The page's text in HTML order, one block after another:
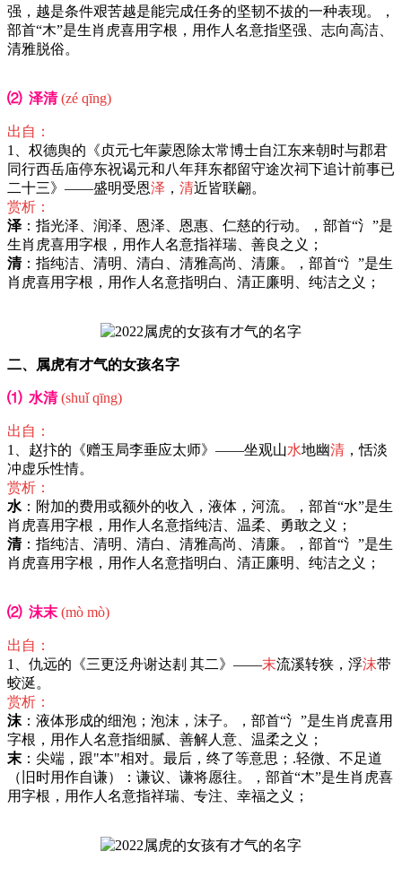
强，越是条件艰苦越是能完成任务的坚韧不拔的一种表现。，
部首“木”是生肖虎喜用字根，用作人名意指坚强、志向高洁、
清雅脱俗。
⑵ 泽清 (zé qīng)
出自：
1、权德舆的《贞元七年蒙恩除太常博士自江东来朝时与郡君
同行西岳庙停东祝谒元和八年拜东都留守途次祠下追计前事已
二十三》——盛明受恩泽 ， 清近皆联翩。
赏析：
泽：指光泽、润泽、恩泽、恩惠、仁慈的行动。，部首“氵”是
生肖虎喜用字根，用作人名意指祥瑞、善良之义；
清：指纯洁、清明、清白、清雅高尚、清廉。，部首“氵”是生
肖虎喜用字根，用作人名意指明白、清正廉明、纯洁之义；
二、属虎有才气的女孩名字
⑴ 水清 (shuǐ qīng)
出自：
1、赵抃的《赠玉局李垂应太师》——坐观山水地幽清 ，恬淡
冲虚乐性情。
赏析：
水 ：附加的费用或额外的收入，液体，河流。，部首“水”是生
肖虎喜用字根，用作人名意指纯洁、温柔、勇敢之义；
清：指纯洁、清明、清白、清雅高尚、清廉。，部首“氵”是生
肖虎喜用字根，用作人名意指明白、清正廉明、纯洁之义；
⑵ 沫末 (mò mò)
出自：
1、仇远的《三更泛舟谢达剨 其二》——末流溪转狭，浮沫带
蛟涎。
赏析：
沫 ：液体形成的细泡；泡沫，沫子。，部首“氵”是生肖虎喜用
字根，用作人名意指细腻、善解人意、温柔之义；
末 ：尖端，跟"本"相对。最后，终了等意思；.轻微、不足道
（旧时用作自谦）：谦议、谦将愿往。，部首“木”是生肖虎喜
用字根，用作人名意指祥瑞、专注、幸福之义；